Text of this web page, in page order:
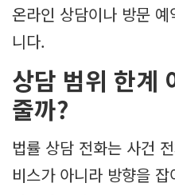
온라인 상담이나 방문
니다.
상담 범위 한계
줄까?
법률 상담 전화는 사건
비스가 아니라 방향을